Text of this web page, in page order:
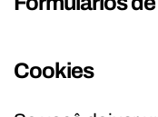
Cookies